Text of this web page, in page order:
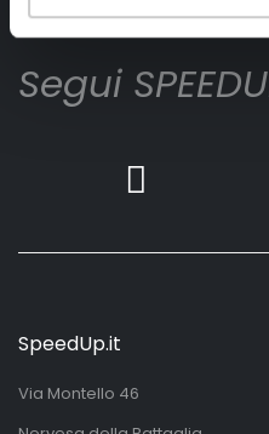
Segui
SpeedUp.it
Via Montello 46